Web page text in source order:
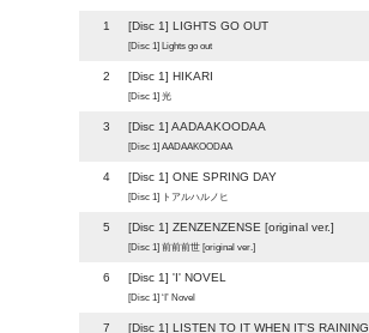
1 [Disc 1] LIGHTS GO OUT
[Disc 1] Lights go out
2 [Disc 1] HIKARI
[Disc 1] 光
3 [Disc 1] AADAAKOODAA
[Disc 1] AADAAKOODAA
4 [Disc 1] ONE SPRING DAY
[Disc 1] トアルハルノヒ
5 [Disc 1] ZENZENZENSE [original ver.]
[Disc 1] 前前前世 [original ver.]
6 [Disc 1] 'I' NOVEL
[Disc 1] ‘I’ Novel
7 [Disc 1] LISTEN TO IT WHEN IT'S RAINING